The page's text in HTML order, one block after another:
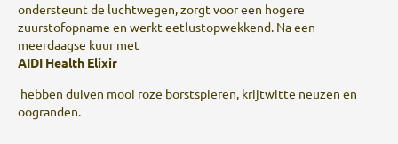
ondersteunt de luchtwegen, zorgt voor een hogere
zuurstofopname en werkt eetlustopwekkend. Na een
meerdaagse kuur met
AIDI Health Elixir
hebben duiven mooi roze borstspieren, krijtwitte neuzen en
oogranden.